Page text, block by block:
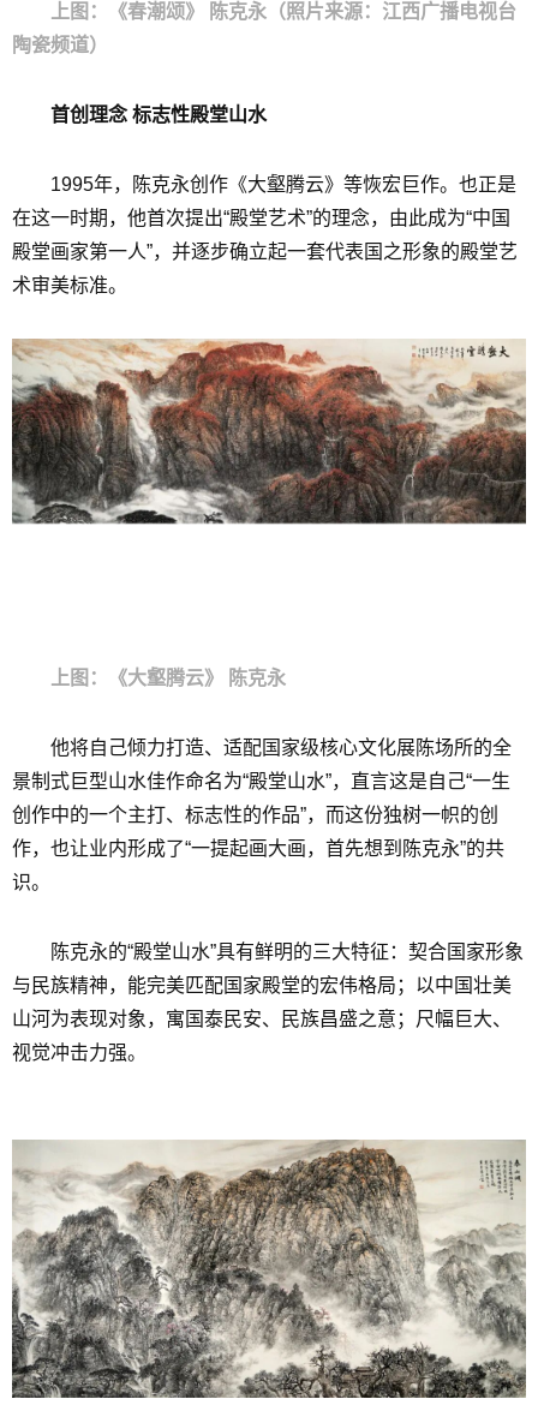
上图：《春潮颂》 陈克永（照片来源：江西广播电视台
陶瓷频道）
首创理念 标志性殿堂山水
1995年，陈克永创作《大壑腾云》等恢宏巨作。也正是
在这一时期，他首次提出“殿堂艺术”的理念，由此成为“中国
殿堂画家第一人”，并逐步确立起一套代表国之形象的殿堂艺
术审美标准。
上图：《大壑腾云》 陈克永
他将自己倾力打造、适配国家级核心文化展陈场所的全
景制式巨型山水佳作命名为“殿堂山水”，直言这是自己“一生
创作中的一个主打、标志性的作品”，而这份独树一帜的创
作，也让业内形成了“一提起画大画，首先想到陈克永”的共
识。
陈克永的“殿堂山水”具有鲜明的三大特征：契合国家形象
与民族精神，能完美匹配国家殿堂的宏伟格局；以中国壮美
山河为表现对象，寓国泰民安、民族昌盛之意；尺幅巨大、
视觉冲击力强。